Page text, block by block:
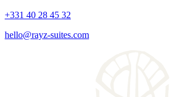
+331 40 28 45 32
hello@rayz-suites.com